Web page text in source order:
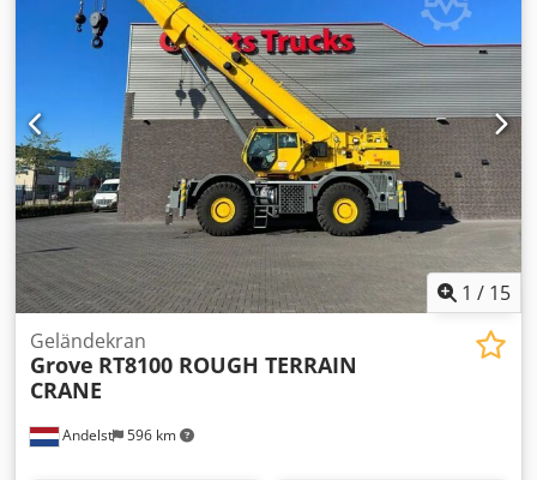
Wenden Sie sich an Vink Machinery, um weitere
Informationen zu erhalten. Hoeflon C6 * Baujahr 2018 *
406 Betriebsstunden * Dieselmotor (Yanmar), 230-Volt-
Antrieb * Vollausstattung * Arbeitshöhe: 16,4 m *
Horizontale Reichweite: 14,4 m * Tragfähigkeit: 3150 kg *
Nettogewicht: 2800 kg * Fernbedienung * Gelenkstützen *
Dokumente vorhanden
1 / 15
Andelst 596 km
Geländekran
Grove RT8100 ROUGH TERRAIN
CRANE